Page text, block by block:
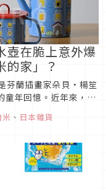
壺在脆上意外爆
的家」？
芬蘭插畫家朵貝·楊笙
童年回憶。近年來，姆
設計風格更是深受大
FUJIHORO）」與
米 、 日本雜貨